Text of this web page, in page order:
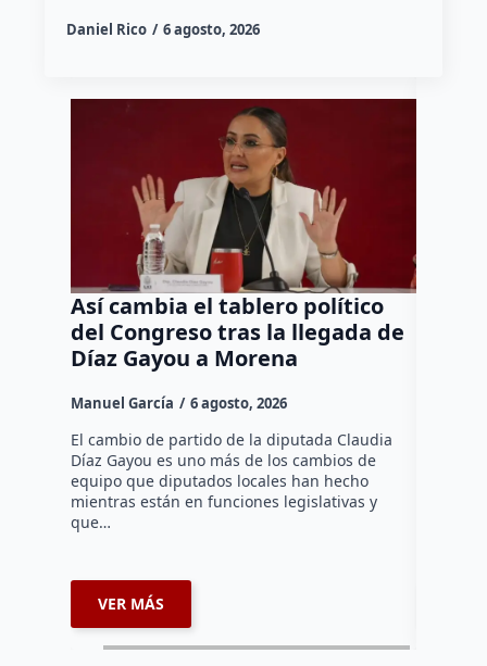
Daniel Rico 6 agosto, 2026
Así cambia el tablero político
del Congreso tras la llegada de
Díaz Gayou a Morena
Manuel García 6 agosto, 2026
El cambio de partido de la diputada Claudia
Díaz Gayou es uno más de los cambios de
equipo que diputados locales han hecho
mientras están en funciones legislativas y
que…
VER MÁS